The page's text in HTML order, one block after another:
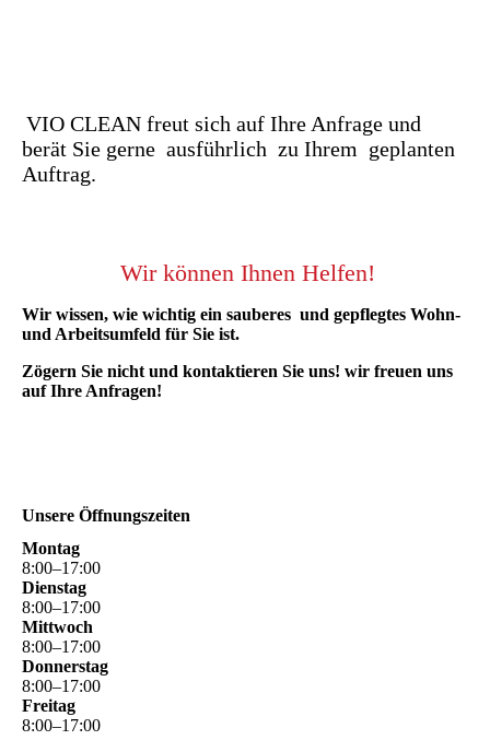
VIO CLEAN freut sich auf Ihre Anfrage und
berät Sie gerne ausführlich zu Ihrem geplanten
Auftrag.
Wir können Ihnen Helfen!
Wir wissen, wie wichtig ein sauberes und gepflegtes Wohn-
und Arbeitsumfeld für Sie ist.
Zögern Sie nicht und kontaktieren Sie uns! wir freuen uns
auf Ihre Anfragen!
Unsere Öffnungszeiten
Montag
8:00–17:00
Dienstag
8:00–17:00
Mittwoch
8:00–17:00
Donnerstag
8:00–17:00
Freitag
8:00–17:00